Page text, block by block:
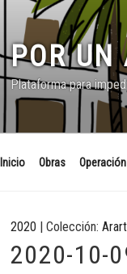
POR UN
Plataforma para
Inicio Obras
2020 | Colección:
2020-10-